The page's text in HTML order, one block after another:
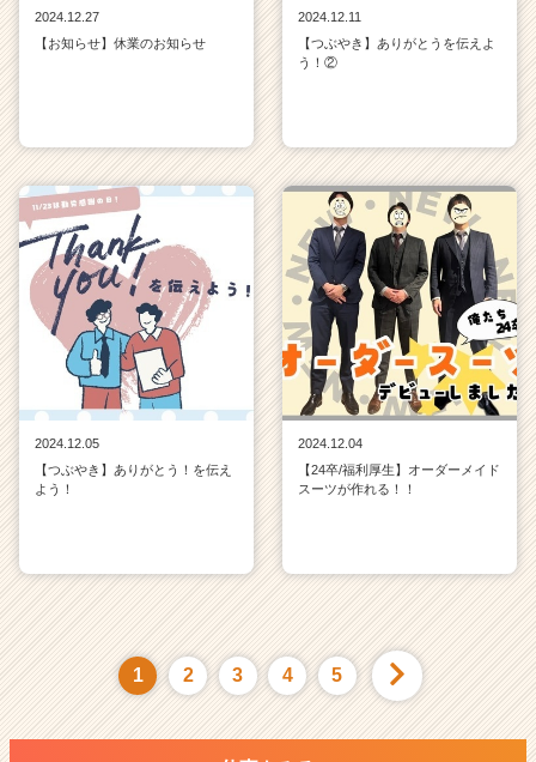
2024.12.27
【お知らせ】休業のお知らせ
2024.12.11
【つぶやき】ありがとうを伝えよ
う！②
2024.12.05
【つぶやき】ありがとう！を伝え
よう！
2024.12.04
【24卒/福利厚生】オーダーメイド
スーツが作れる！！
1 2 3 4 5